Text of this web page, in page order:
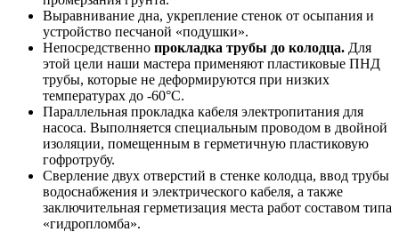
Выравнивание дна, укрепление стенок от осыпания и
устройство песчаной «подушки».
Непосредственно прокладка трубы до колодца. Для
этой цели наши мастера применяют пластиковые ПНД
трубы, которые не деформируются при низких
температурах до -60°С.
Параллельная прокладка кабеля электропитания для
насоса. Выполняется специальным проводом в двойной
изоляции, помещенным в герметичную пластиковую
гофротрубу.
Сверление двух отверстий в стенке колодца, ввод трубы
водоснабжения и электрического кабеля, а также
заключительная герметизация места работ составом типа
«гидропломба».